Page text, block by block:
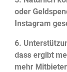
oder
Instagram
6.
dass ergibt
mehr